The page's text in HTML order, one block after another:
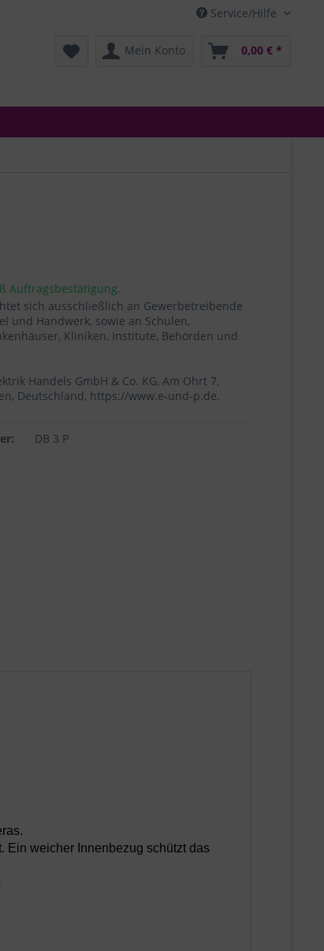
Service/Hilfe
Mein Konto 0,00 € *
Auftragsbestätigung.
sich ausschließlich an Gewerbetreibende
und Handwerk, sowie an Schulen,
Kliniken, Institute, Behörden und
Handels GmbH & Co. KG, Am Ohrt 7,
Deutschland, https://www.e-und-p.de.
DB 3 P
Ein weicher Innenbezug schützt das